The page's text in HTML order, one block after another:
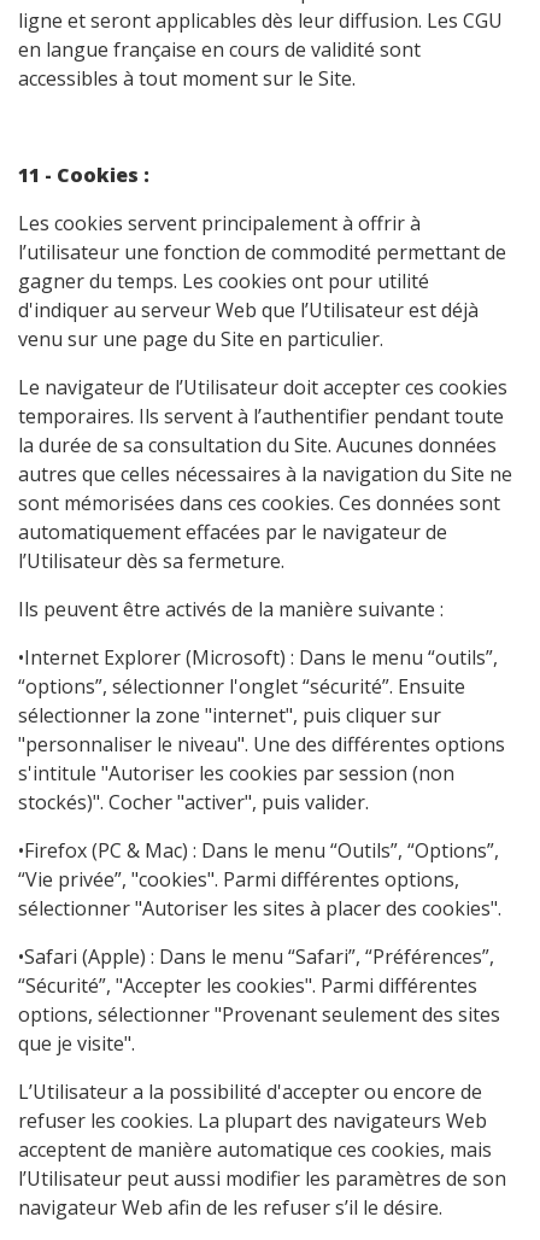
ligne et seront applicables dès leur diffusion. Les CGU
en langue française en cours de validité sont
accessibles à tout moment sur le Site.
11 - Cookies :
Les cookies servent principalement à offrir à
l’utilisateur une fonction de commodité permettant de
gagner du temps. Les cookies ont pour utilité
d'indiquer au serveur Web que l’Utilisateur est déjà
venu sur une page du Site en particulier.
Le navigateur de l’Utilisateur doit accepter ces cookies
temporaires. Ils servent à l’authentifier pendant toute
la durée de sa consultation du Site. Aucunes données
autres que celles nécessaires à la navigation du Site ne
sont mémorisées dans ces cookies. Ces données sont
automatiquement effacées par le navigateur de
l’Utilisateur dès sa fermeture.
Ils peuvent être activés de la manière suivante :
•Internet Explorer (Microsoft) : Dans le menu “outils”,
“options”, sélectionner l'onglet “sécurité”. Ensuite
sélectionner la zone "internet", puis cliquer sur
"personnaliser le niveau". Une des différentes options
s'intitule "Autoriser les cookies par session (non
stockés)". Cocher "activer", puis valider.
•Firefox (PC & Mac) : Dans le menu “Outils”, “Options”,
“Vie privée”, "cookies". Parmi différentes options,
sélectionner "Autoriser les sites à placer des cookies".
•Safari (Apple) : Dans le menu “Safari”, “Préférences”,
“Sécurité”, "Accepter les cookies". Parmi différentes
options, sélectionner "Provenant seulement des sites
que je visite".
L’Utilisateur a la possibilité d'accepter ou encore de
refuser les cookies. La plupart des navigateurs Web
acceptent de manière automatique ces cookies, mais
l’Utilisateur peut aussi modifier les paramètres de son
navigateur Web afin de les refuser s’il le désire.